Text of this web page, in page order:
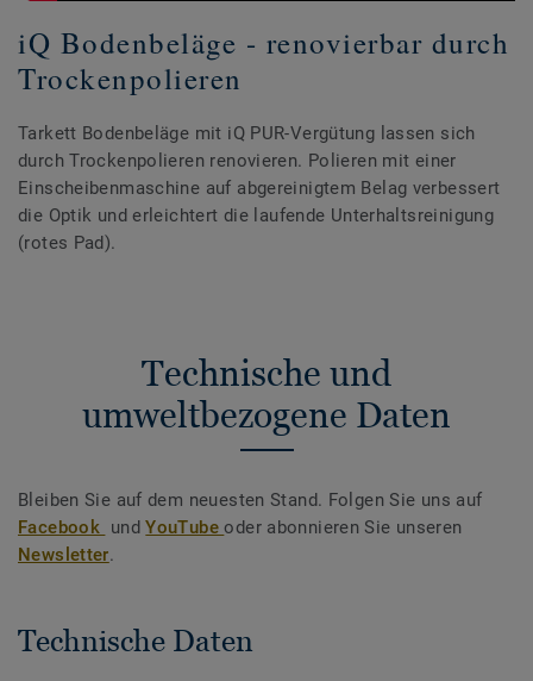
iQ Bodenbeläge - renovierbar durch
Trockenpolieren
Tarkett Bodenbeläge mit iQ PUR-Vergütung lassen sich
durch Trockenpolieren renovieren. Polieren mit einer
Einscheibenmaschine auf abgereinigtem Belag verbessert
die Optik und erleichtert die laufende Unterhaltsreinigung
(rotes Pad).
Technische und
umweltbezogene Daten
Bleiben Sie auf dem neuesten Stand. Folgen Sie uns auf
Facebook undYouTubeoder abonnieren Sie unseren
Newsletter.
Technische Daten